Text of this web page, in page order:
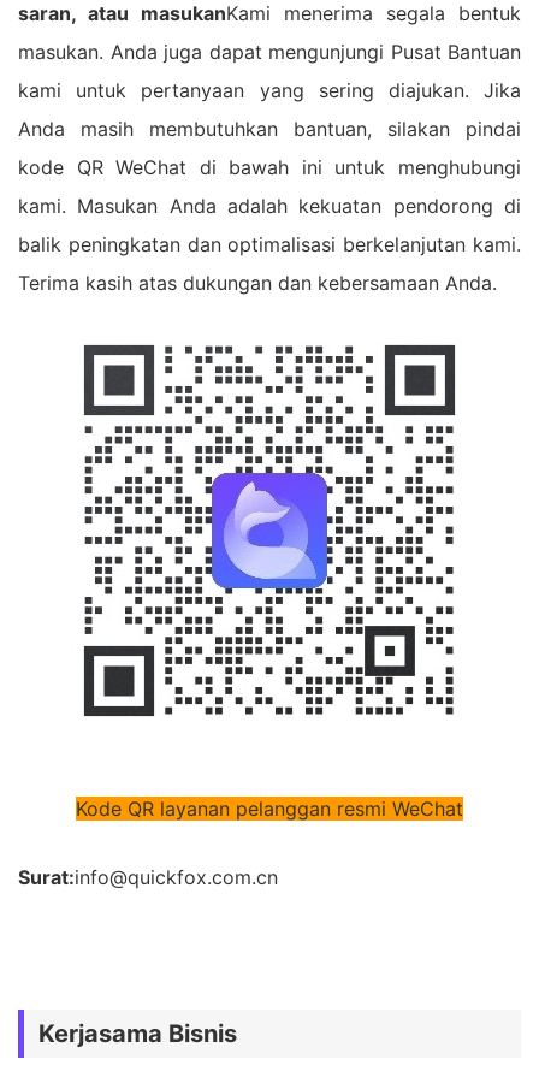
saran, atau masukanKami menerima segala bentuk
masukan. Anda juga dapat mengunjungi Pusat Bantuan
kami untuk pertanyaan yang sering diajukan. Jika
Anda masih membutuhkan bantuan, silakan pindai
kode QR WeChat di bawah ini untuk menghubungi
kami. Masukan Anda adalah kekuatan pendorong di
balik peningkatan dan optimalisasi berkelanjutan kami.
Terima kasih atas dukungan dan kebersamaan Anda.
Kode QR layanan pelanggan resmi WeChat
Surat:info@quickfox.com.cn
Kerjasama Bisnis